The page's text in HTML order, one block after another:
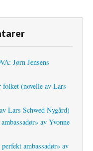
Jørn Jensens
(novelle av Lars
Lars Schwed Nygård)
av Yvonne
ambassadør» av